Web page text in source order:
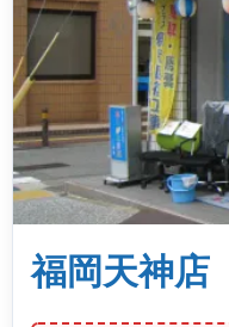
福岡天神店